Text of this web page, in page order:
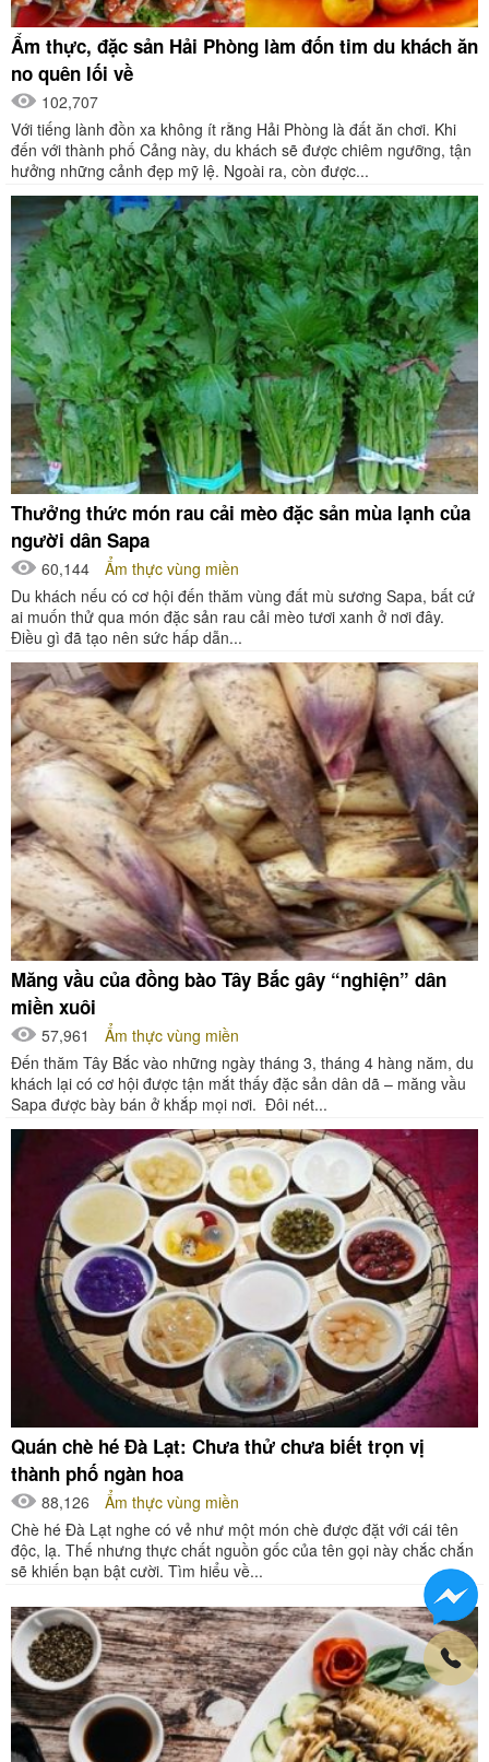
Ẩm thực, đặc sản Hải Phòng làm đốn tim du khách ăn
no quên lối về
102,707
Với tiếng lành đồn xa không ít rằng Hải Phòng là đất ăn chơi. Khi
đến với thành phố Cảng này, du khách sẽ được chiêm ngưỡng, tận
hưởng những cảnh đẹp mỹ lệ. Ngoài ra, còn được...
Thưởng thức món rau cải mèo đặc sản mùa lạnh của
người dân Sapa
60,144
Ẩm thực vùng miền
Du khách nếu có cơ hội đến thăm vùng đất mù sương Sapa, bất cứ
ai muốn thử qua món đặc sản rau cải mèo tươi xanh ở nơi đây.
Điều gì đã tạo nên sức hấp dẫn...
Măng vầu của đồng bào Tây Bắc gây “nghiện” dân
miền xuôi
57,961
Ẩm thực vùng miền
Đến thăm Tây Bắc vào những ngày tháng 3, tháng 4 hàng năm, du
khách lại có cơ hội được tận mắt thấy đặc sản dân dã – măng vầu
Sapa được bày bán ở khắp mọi nơi. Đôi nét...
Quán chè hé Đà Lạt: Chưa thử chưa biết trọn vị
thành phố ngàn hoa
88,126
Ẩm thực vùng miền
Chè hé Đà Lạt nghe có vẻ như một món chè được đặt với cái tên
độc, lạ. Thế nhưng thực chất nguồn gốc của tên gọi này chắc chắn
sẽ khiến bạn bật cười. Tìm hiểu về...